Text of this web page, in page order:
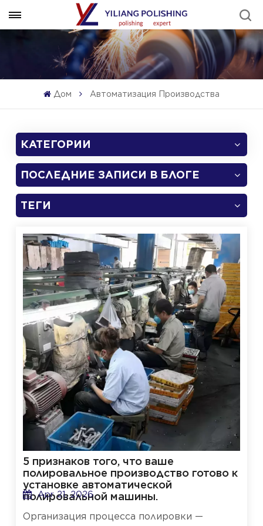
Дом Автоматизация Производства
КАТЕГОРИИ
ПОСЛЕДНИЕ ЗАПИСИ В БЛОГЕ
ТЕГИ
5 признаков того, что ваше
полировальное производство готово к
установке автоматической
полировальной машины.
Apr 21, 2026
Организация процесса полировки —